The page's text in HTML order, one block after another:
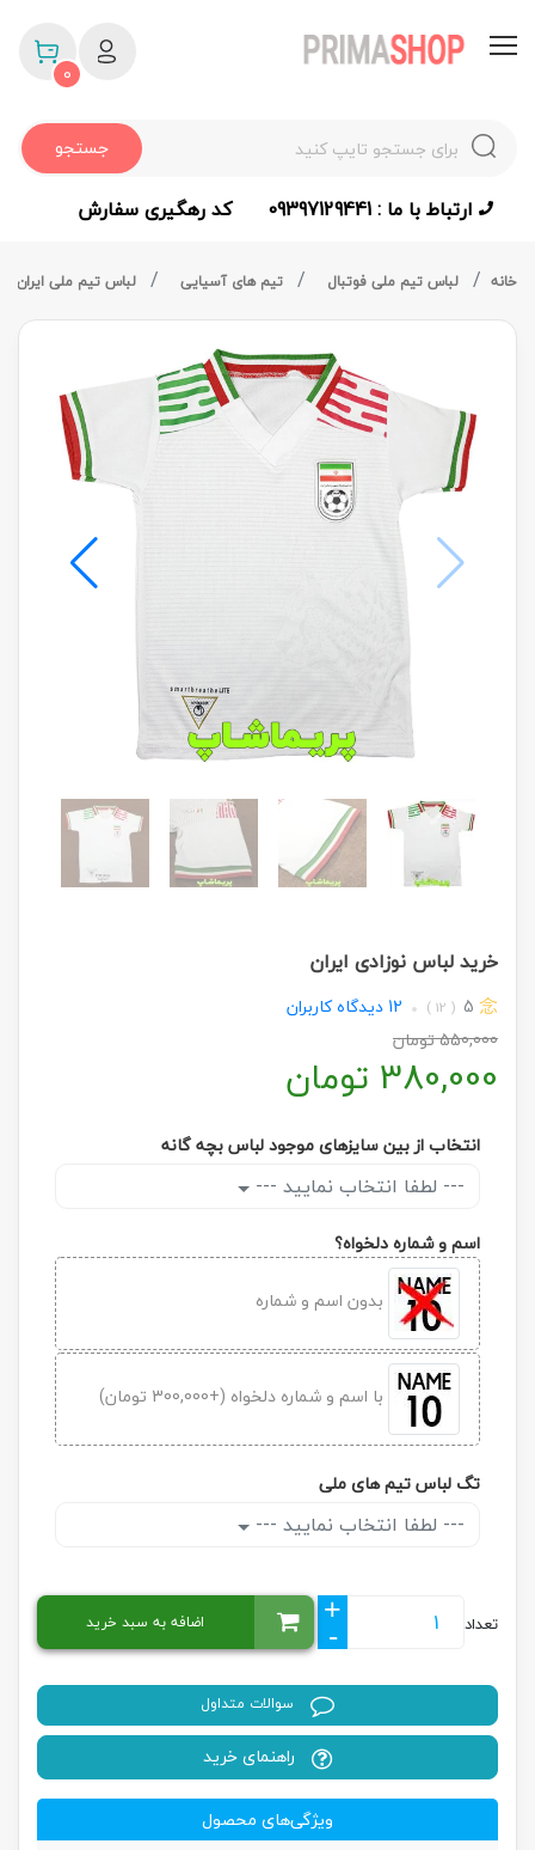
جستجو
0
ارتباط با ما : 09397129441 کد رهگیری سفارش
خانه لباس تیم ملی فوتبال تیم های آسیایی لباس تیم ملی ایران
خرید لباس نوزادی ایران
5
( 12 )
12 دیدگاه کاربران
550,000تومان
380,000 تومان
انتخاب از بین سایزهای موجود لباس بچه گانه
--- لطفا انتخاب نمایید ---
اسم و شماره دلخواه؟
بدون اسم و شماره
با اسم و شماره دلخواه (+300,000 تومان)
تگ لباس تیم های ملی
--- لطفا انتخاب نمایید ---
تعداد
+
-
اضافه به سبد خرید
سوالات متداول
راهنمای خرید
ویژگی‌های محصول